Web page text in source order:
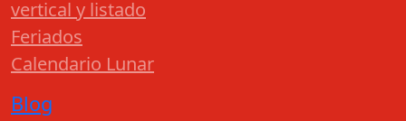
vertical y listado
Feriados
Calendario Lunar
Blog